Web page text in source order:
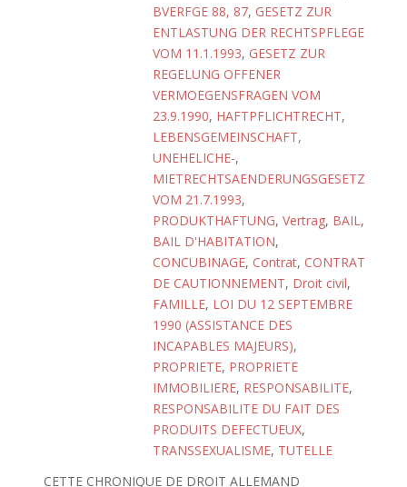
BVERFGE 88, 87, GESETZ ZUR
ENTLASTUNG DER RECHTSPFLEGE
VOM 11.1.1993, GESETZ ZUR
REGELUNG OFFENER
VERMOEGENSFRAGEN VOM
23.9.1990, HAFTPFLICHTRECHT,
LEBENSGEMEINSCHAFT,
UNEHELICHE-,
MIETRECHTSAENDERUNGSGESETZ
VOM 21.7.1993,
PRODUKTHAFTUNG, Vertrag, BAIL,
BAIL D'HABITATION,
CONCUBINAGE, Contrat, CONTRAT
DE CAUTIONNEMENT, Droit civil,
FAMILLE, LOI DU 12 SEPTEMBRE
1990 (ASSISTANCE DES
INCAPABLES MAJEURS),
PROPRIETE, PROPRIETE
IMMOBILIERE, RESPONSABILITE,
RESPONSABILITE DU FAIT DES
PRODUITS DEFECTUEUX,
TRANSSEXUALISME, TUTELLE
CETTE CHRONIQUE DE DROIT ALLEMAND